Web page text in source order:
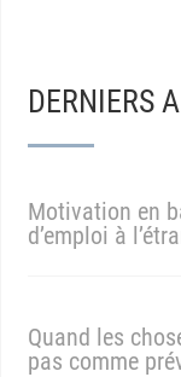
DERNIERS
Motivation en
d’emploi à
Quand les
pas comme